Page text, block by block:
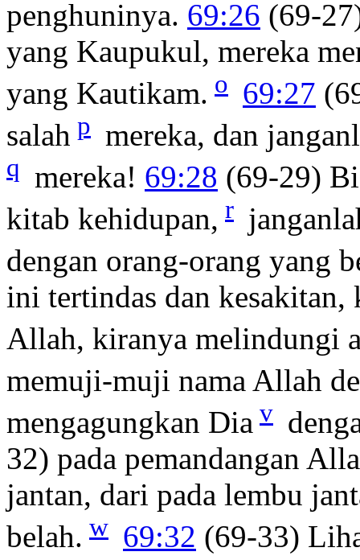
penghuninya. 69:26 (69-
yang Kaupukul, mereka
yang Kautikam. o 69:27
salah p mereka, dan
q mereka! 69:28 (69-29)
kitab kehidupan, r
dengan orang-orang yang
ini tertindas dan kesakitan,
Allah, kiranya melindungi
memuji-muji nama Allah
mengagungkan Dia v
32) pada pemandangan
jantan, dari pada lembu
belah. w 69:32 (69-33)